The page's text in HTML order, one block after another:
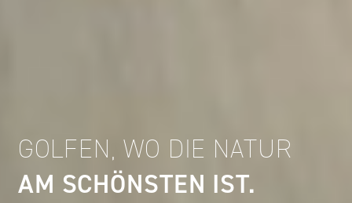
GOLFEN, WO DIE NATUR
AM SCHÖNSTEN IST